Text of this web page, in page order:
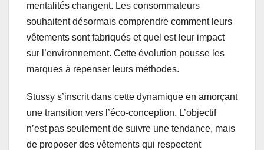
mentalités changent. Les consommateurs
souhaitent désormais comprendre comment leurs
vêtements sont fabriqués et quel est leur impact
sur l’environnement. Cette évolution pousse les
marques à repenser leurs méthodes.
Stussy s’inscrit dans cette dynamique en amorçant
une transition vers l’éco-conception. L’objectif
n’est pas seulement de suivre une tendance, mais
de proposer des vêtements qui respectent